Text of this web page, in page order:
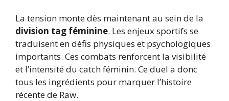
La tension monte dès maintenant au sein de la
division tag féminine. Les enjeux sportifs se
traduisent en défis physiques et psychologiques
importants. Ces combats renforcent la visibilité
et l’intensité du catch féminin. Ce duel a donc
tous les ingrédients pour marquer l’histoire
récente de Raw.